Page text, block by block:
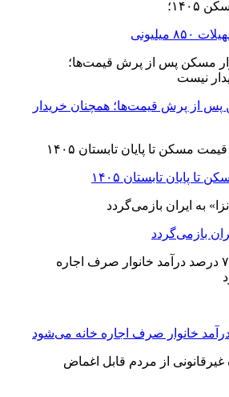
میلیونی
از پرش قیمت‌ها؛ همچنان خریدار
پایان تابستان ۱۴۰۵
بازمی‌گردد